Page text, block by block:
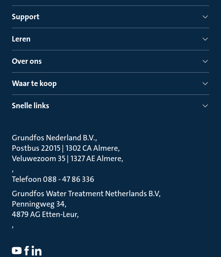
Support
Leren
Over ons
Waar te koop
Snelle links
Grundfos Nederland B.V.
Postbus 22015 | 1302 CA Almere
Veluwezoom 35 | 1327 AE Almere
Telefoon 088 - 47 86 336
Grundfos Water Treatment Netherlands B.V
Penningweg 34
4879 AG Etten-Leur